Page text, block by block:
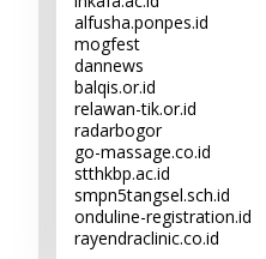
alfusha.ponpes.id
mogfest
dannews
balqis.or.id
relawan-tik.or.id
radarbogor
go-massage.co.id
stthkbp.ac.id
smpn5tangsel.sch.id
onduline-registration.id
rayendraclinic.co.id